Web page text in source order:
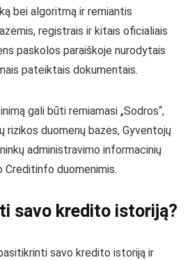
bei algoritmą ir remiantis
registrais ir kitais oficialiais
paskolos paraiškoje nurodytais
pateiktais dokumentais.
gali būti remiamasi „Sodros“,
rizikos duomenų bazės, Gyventojų
administravimo informacinių
Creditinfo duomenimis.
savo kredito istoriją?
savo kredito istoriją ir